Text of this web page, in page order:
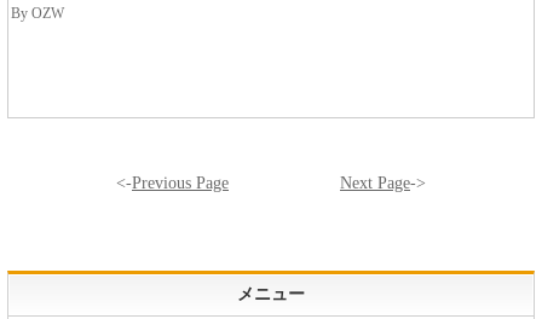
By OZW
<-Previous Page Next Page->
メニュー